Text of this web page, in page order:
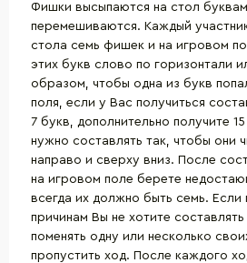
Фишки высыпаются на стол
перемешиваются. Каждый
стола семь фишек и на игровом
этих букв слово по горизонтали
образом, чтобы одна из букв
поля, если у Вас получиться
7 букв, дополнительно получите
нужно составлять так, чтобы они
направо и сверху вниз. После
на игровом поле берете
всегда их должно быть семь. Если
причинам Вы не хотите
поменять одну или несколько
пропустить ход. После каждого